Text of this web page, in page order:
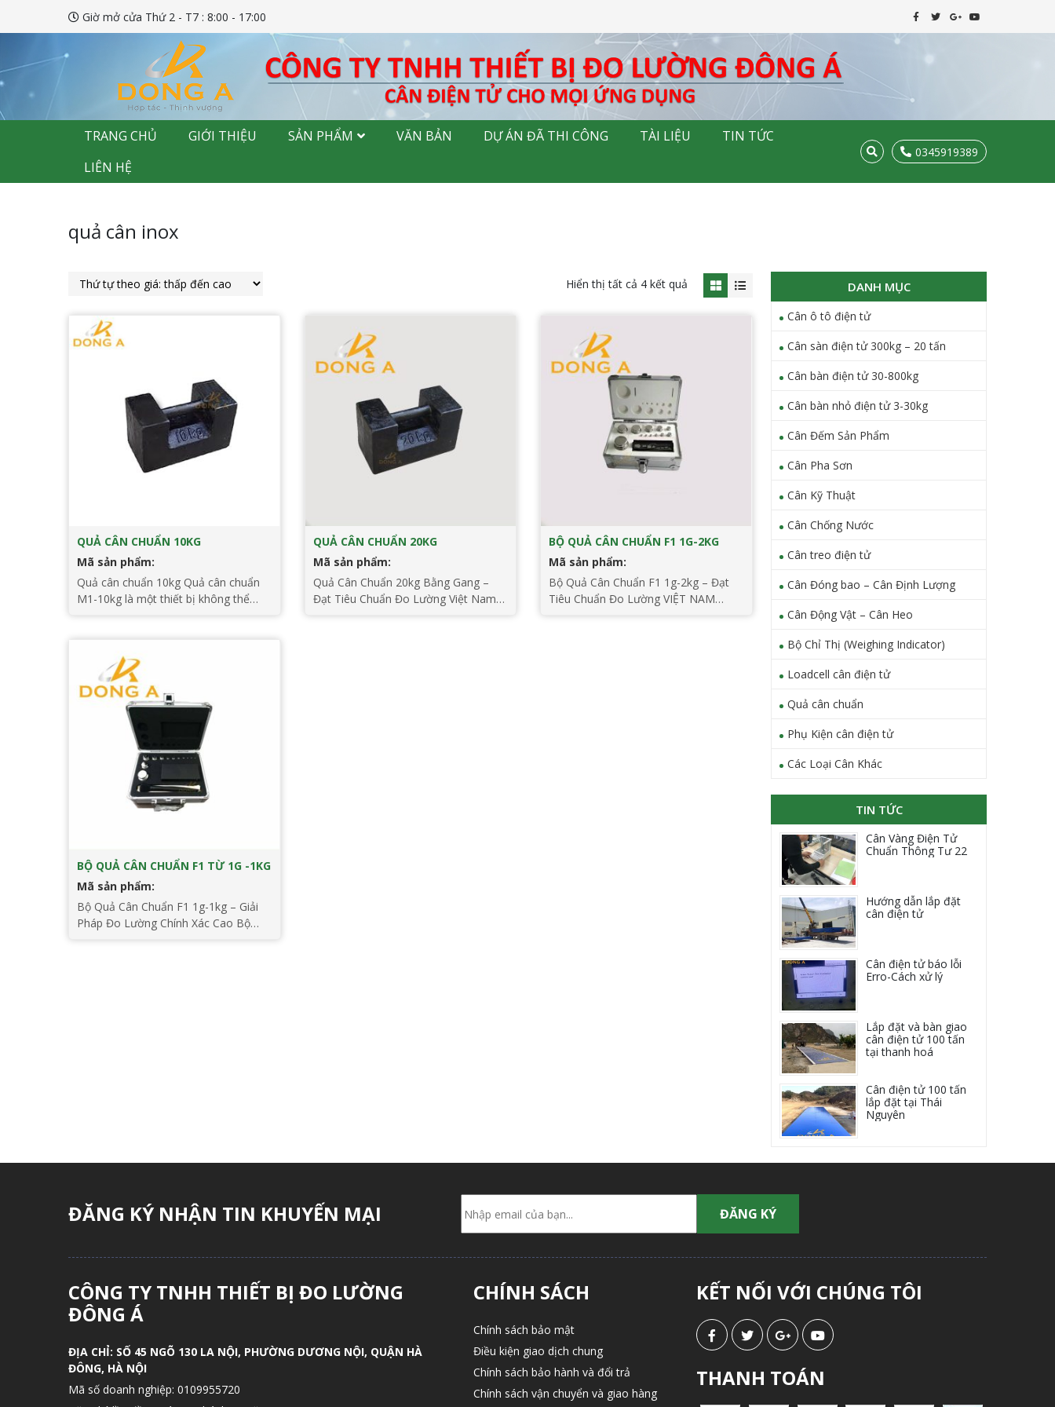
Giờ mở cửa Thứ 2 - T7 : 8:00 - 17:00
TRANG CHỦ GIỚI THIỆU SẢN PHẨM VĂN BẢN DỰ ÁN ĐÃ THI CÔNG TÀI LIỆU
TIN TỨC
LIÊN HỆ
0345919389
quả cân inox
Hiển thị tất cả 4 kết quả
QUẢ CÂN CHUẨN 10KG
Mã sản phẩm:
Quả cân chuẩn 10kg Quả cân chuẩn
M1-10kg là một thiết bị không thể
cân điện tử. Sản phẩm này được chế
tạo từ gang cao cấp, đạt tiêu chuẩn
đo lường […]
QUẢ CÂN CHUẨN 20KG
Mã sản phẩm:
Quả Cân Chuẩn 20kg Bằng Gang –
Đạt Tiêu Chuẩn Đo Lường Việt Nam
BỘ QUẢ CÂN CHUẨN F1 1G-2KG
Mã sản phẩm:
Bộ Quả Cân Chuẩn F1 1g-2kg – Đạt
Tiêu Chuẩn Đo Lường VIỆT NAM
BỘ QUẢ CÂN CHUẨN F1 TỪ 1G -1KG
Mã sản phẩm:
Bộ Quả Cân Chuẩn F1 1g-1kg – Giải
Pháp Đo Lường Chính Xác Cao Bộ
DANH MỤC
Cân ô tô điện tử
Cân sàn điện tử 300kg – 20 tấn
Cân bàn điện tử 30-800kg
Cân bàn nhỏ điện tử 3-30kg
Cân Đếm Sản Phẩm
Cân Pha Sơn
Cân Kỹ Thuật
Cân Chống Nước
Cân treo điện tử
Cân Đóng bao – Cân Định Lượng
Cân Động Vật – Cân Heo
Bộ Chỉ Thị (Weighing Indicator)
Loadcell cân điện tử
Quả cân chuẩn
Phụ Kiện cân điện tử
Các Loại Cân Khác
TIN TỨC
Cân Vàng Điện Tử
Chuẩn Thông Tư 22
Hướng dẫn lắp đặt
cân điện tử
Cân điện tử báo lỗi
Erro-Cách xử lý
Lắp đặt và bàn giao
cân điện tử 100 tấn
tại thanh hoá
Cân điện tử 100 tấn
lắp đặt tại Thái
Nguyên
ĐĂNG KÝ NHẬN TIN KHUYẾN MẠI
CÔNG TY TNHH THIẾT BỊ ĐO LƯỜNG
ĐÔNG Á
ĐỊA CHỈ: SỐ 45 NGÕ 130 LA NỘI, PHƯỜNG DƯƠNG NỘI, QUẬN HÀ
ĐÔNG, HÀ NỘI
Mã số doanh nghiệp: 0109955720
CHÍNH SÁCH
Chính sách bảo mật
Điều kiện giao dịch chung
Chính sách bảo hành và đổi trả
Chính sách vận chuyển và giao hàng
KẾT NỐI VỚI CHÚNG TÔI
THANH TOÁN